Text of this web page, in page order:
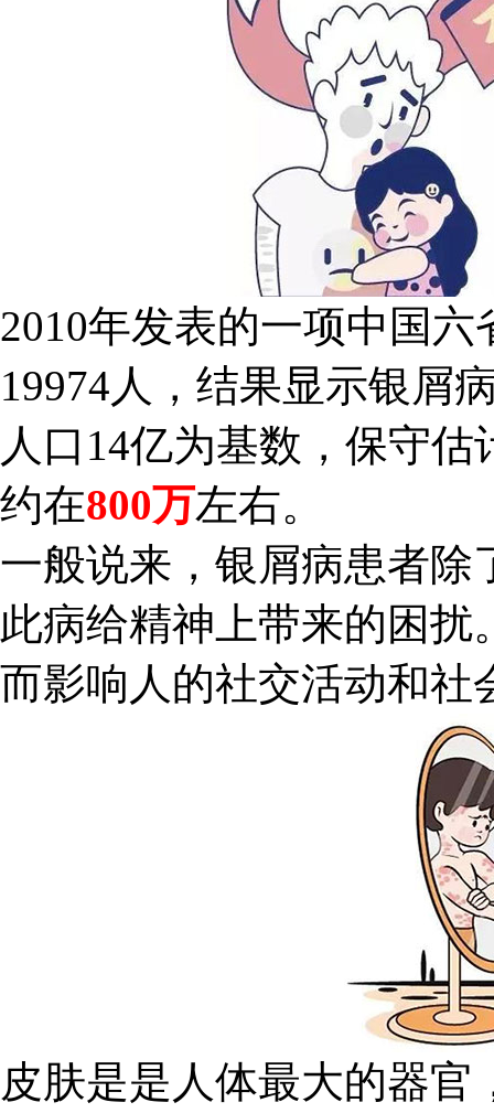
2010年发表的一项中国
19974人，结果显示银屑
人口14亿为基数，保守
约在800万左右。
一般说来，银屑病患者除
此病给精神上带来的困
而影响人的社交活动和社
皮肤是是人体最大的器